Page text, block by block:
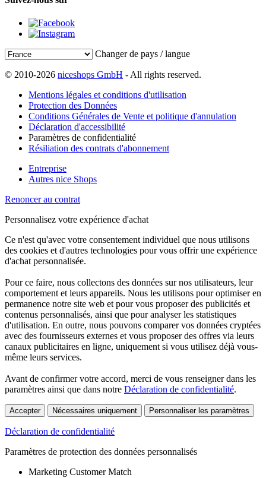
Changer de pays / langue
© 2010-2026 niceshops GmbH - All rights reserved.
Mentions légales et conditions d'utilisation
Protection des Données
Conditions Générales de Vente et politique d'annulation
Déclaration d'accessibilité
Paramètres de confidentialité
Résiliation des contrats d'abonnement
Entreprise
Autres nice Shops
Renoncer au contrat
Personnalisez votre expérience d'achat
Ce n'est qu'avec votre consentement individuel que nous utilisons
des cookies et d'autres technologies pour vous offrir une expérience
d'achat personnalisée.
Pour ce faire, nous collectons des données sur nos utilisateurs, leur
comportement et leurs appareils. Nous les utilisons pour optimiser en
permanence notre site web et pour vous proposer des publicités et
contenus personnalisés, ainsi que pour analyser les statistiques
d'utilisation. En outre, nous pouvons comparer vos données cryptées
avec des fournisseurs externes et vous proposer des offres via leurs
canaux publicitaires en ligne, uniquement si vous utilisez déjà vous-
même leurs services.
Avant de confirmer votre accord, merci de vous renseigner dans les
paramètres ainsi que dans notre Déclaration de confidentialité.
Accepter Nécessaires uniquement Personnaliser les paramètres
Déclaration de confidentialité
Paramètres de protection des données personnalisés
Marketing Customer Match